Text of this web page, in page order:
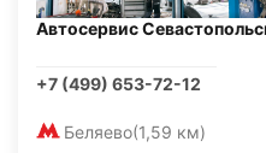
Автосервис
+7 (499) 653-72-12
Беляево(1,59 км)